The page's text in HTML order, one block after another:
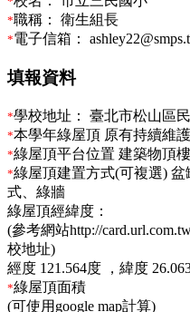
*職稱： 衛生組長
*電子信箱：
填報資料
*學校地址： 臺北市松山區
*本學年綠屋頂 原有持續維護
*綠屋頂平台位置 建築物頂樓
*綠屋頂建置方式(可複選) 盆
式、綠牆
綠屋頂經緯度：
(參考網站http://
校地址)
經度 121.564度 ， 緯度
*綠屋頂面積
(可使用google map計算)